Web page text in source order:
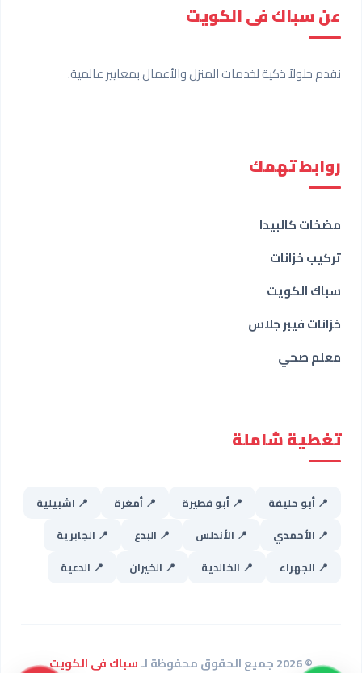
عن سباك فى الكويت
نقدم حلولاً ذكية لخدمات المنزل والأعمال بمعايير عالمية.
روابط تهمك
مضخات كالبيدا
تركيب خزانات
سباك الكويت
خزانات فيبر جلاس
معلم صحي
تغطية شاملة
📍 أبو حليفة 📍 أبو فطيرة 📍 أمغرة
📍 اشبيلية
📍 الأحمدي
📍 الأندلس 📍 البدع
📍 الجابرية
📍 الجهراء
📍 الخالدية 📍 الخيران 📍 الدعية
© 2026 جميع الحقوق محفوظة لـ سباك فى الكويت